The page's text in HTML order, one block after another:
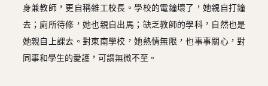
身兼教師，更自稱雜工校長。學校的電鐘壞了，她親自打鐘
去；廁所待修，她也親自出馬；缺乏教師的學科，自然也是
她親自上課去。對東南學校，她熱情無限，也事事關心，對
同事和學生的愛護，可謂無微不至。